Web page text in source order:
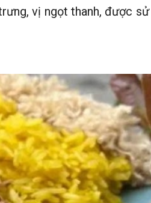
vị ngọt thanh, được